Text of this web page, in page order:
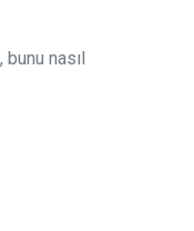
nasıl